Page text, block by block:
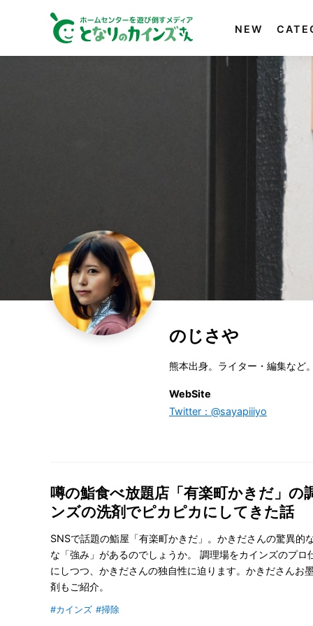
NEW
のじさや
熊本出身。ライター・編集など
WebSite
Twitter：@sayapiiiyo
噂の鮨食べ放題店「有楽町かきだ」の
ンズの洗剤でピカピカにしてきた話
SNSで話題の鮨屋「有楽町かきだ」。かきださんの驚異的
な「強み」があるのでしょうか。 調理場をカインズのプロ
にしつつ、かきださんの独自性に迫ります。かきださんお
剤もご紹介。
#カインズ #掃除